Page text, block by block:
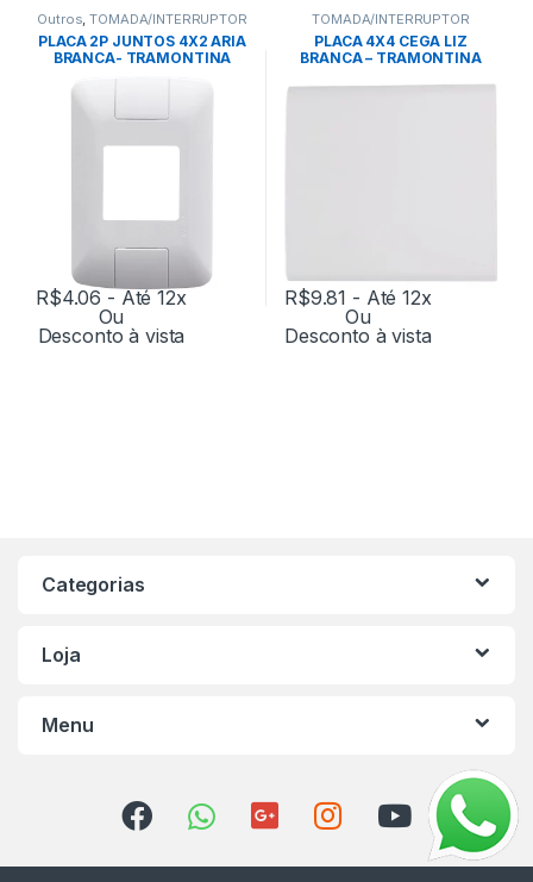
Outros,TOMADA/INTERRUPTOR
PLACA 2P JUNTOS 4X2 ARIA
BRANCA- TRAMONTINA
R$4.06 - Até 12x
Ou
Desconto à vista
TOMADA/INTERRUPTOR
PLACA 4X4 CEGA LIZ
BRANCA – TRAMONTINA
R$9.81 - Até 12x
Ou
Desconto à vista
Categorias
Loja
Menu